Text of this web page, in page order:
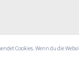
Cookies. Wenn du die